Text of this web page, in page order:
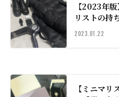
【2023年
リストの持
2023.01.22
【ミニマリ